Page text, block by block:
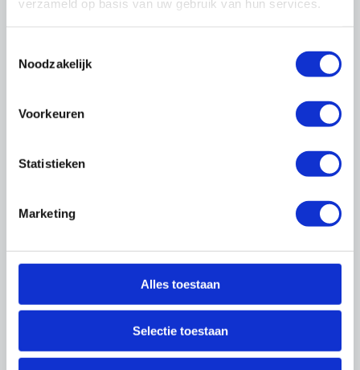
verzameld op basis van uw gebruik van hun services.
Noodzakelijk
Voorkeuren
Statistieken
Marketing
Alles toestaan
Selectie toestaan